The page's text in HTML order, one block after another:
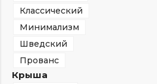
Классический
Минимализм
Шведский
Прованс
Крыша